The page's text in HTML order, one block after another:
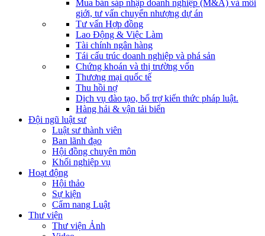
Mua bán sáp nhập doanh nghiệp (M&A) và môi
giới, tư vấn chuyển nhượng dự án
Tư vấn Hợp đồng
Lao Động & Việc Làm
Tài chính ngân hàng
Tái cấu trúc doanh nghiệp và phá sản
Chứng khoán và thị trường vốn
Thương mại quốc tế
Thu hồi nợ
Dịch vụ đào tạo, bổ trợ kiến thức pháp luật.
Hàng hải & vận tải biển
Đội ngũ luật sư
Luật sư thành viên
Ban lãnh đạo
Hội đồng chuyên môn
Khối nghiệp vụ
Hoạt động
Hội thảo
Sự kiện
Cẩm nang Luật
Thư viện
Thư viện Ảnh